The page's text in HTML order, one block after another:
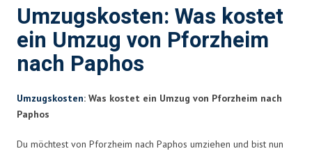
Umzugskosten: Was kostet
ein Umzug von Pforzheim
nach Paphos
Umzugskosten: Was kostet ein Umzug von Pforzheim nach
Paphos
Du möchtest von Pforzheim nach Paphos umziehen und bist nun